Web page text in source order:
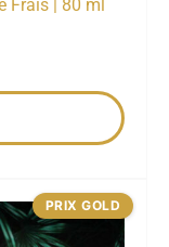
Frais | 80 ml
PRIX GOLD